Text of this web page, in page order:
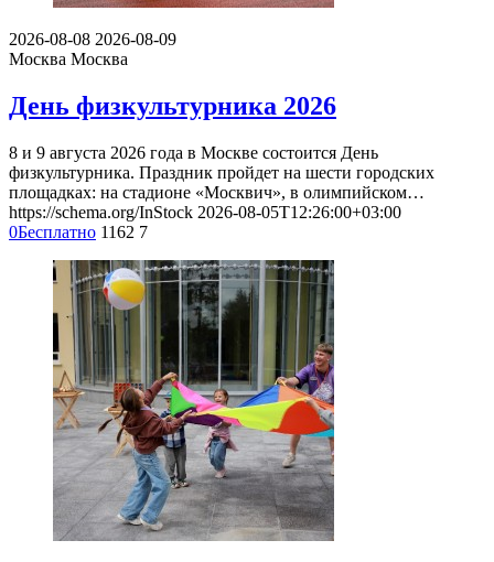
2026-08-08 2026-08-09
Москва Москва
День физкультурника 2026
8 и 9 августа 2026 года в Москве состоится День
физкультурника. Праздник пройдет на шести городских
площадках: на стадионе «Москвич», в олимпийском…
https://schema.org/InStock 2026-08-05T12:26:00+03:00
0Бесплатно 1162 7